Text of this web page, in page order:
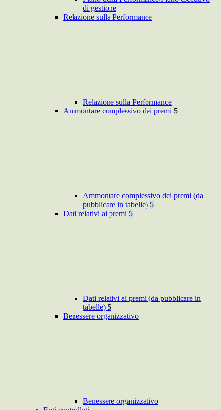
di gestione
Relazione sulla Performance
Relazione sulla Performance
Ammontare complessivo dei premi 5
Ammontare complessivo dei premi (da
pubblicare in tabelle) 5
Dati relativi ai premi 5
Dati relativi ai premi (da pubblicare in
tabelle) 5
Benessere organizzativo
Benessere organizzativo